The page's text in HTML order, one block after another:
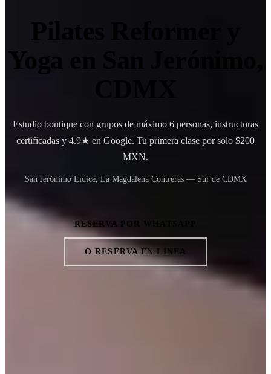
Yoga en San Jerónimo,
Estudio boutique con grupos de máximo 6 personas, instructoras
certificadas y 4.9★ en Google. Tu primera clase por solo $200
MXN.
San Jerónimo Lídice, La Magdalena Contreras — Sur de CDMX
RESERVA POR WHATSAPP
O RESERVA EN LÍNEA